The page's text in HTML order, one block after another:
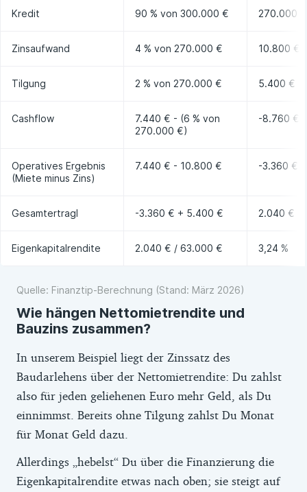
Kredit 90 % von 300.000 € 270.000 €
Zinsaufwand 4 % von 270.000 € 10.800 €
Tilgung 2 % von 270.000 € 5.400 €
Cashflow
7.440 € - (6 % von
270.000 €)
-8.760 €
Operatives Ergebnis
(Miete minus Zins)
7.440 € - 10.800 € -3.360 €
Gesamtertragl -3.360 € + 5.400 € 2.040 €
Eigenkapitalrendite 2.040 € / 63.000 € 3,24 %
Quelle: Finanztip-Berechnung (Stand: März 2026)
Wie hängen Nettomietrendite und
Bauzins zusammen?
In unserem Beispiel liegt der Zinssatz des
Baudarlehens über der Nettomietrendite: Du zahlst
also für jeden geliehenen Euro mehr Geld, als Du
einnimmst. Bereits ohne Tilgung zahlst Du Monat
für Monat Geld dazu.
Allerdings „hebelst“ Du über die Finanzierung die
Eigenkapitalrendite etwas nach oben; sie steigt auf